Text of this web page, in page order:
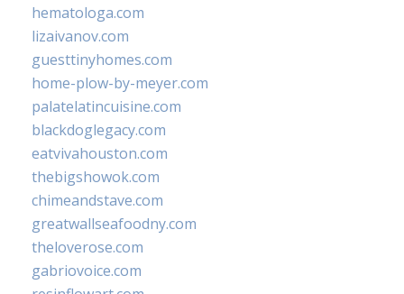
hematologa.com
lizaivanov.com
guesttinyhomes.com
home-plow-by-meyer.com
palatelatincuisine.com
blackdoglegacy.com
eatvivahouston.com
thebigshowok.com
chimeandstave.com
greatwallseafoodny.com
theloverose.com
gabriovoice.com